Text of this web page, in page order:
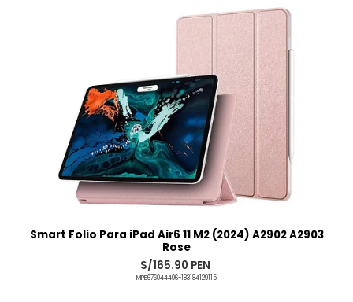
Smart Folio Para iPad Air6 11 M2 (2024) A2902 A2903
Rose
S/165.90 PEN
MPE676044406-183184129115